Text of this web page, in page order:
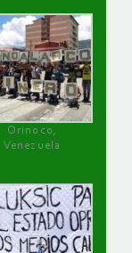
Orinoco,
Venezuela